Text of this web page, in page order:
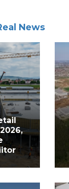
News